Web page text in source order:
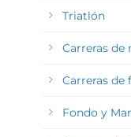
Triatlón
Carreras de
Carreras de
Fondo y